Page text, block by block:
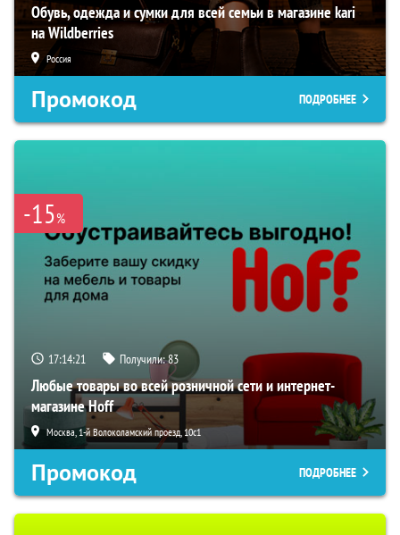
Обувь, одежда и сумки для всей семьи в магазине kari
на Wildberries
Россия
Промокод ПОДРОБНЕЕ
-15%
17:14:20 Получили:83
Любые товары во всей розничной сети и интернет-
магазине Hoff
Москва, 1-й Волоколамский проезд, 10с1
Промокод ПОДРОБНЕЕ